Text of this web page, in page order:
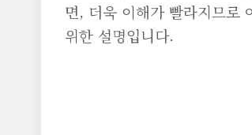
면, 더욱 이해가 빨라지므로
위한 설명입니다.